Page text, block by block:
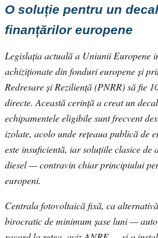
O soluție pentru un
finanțărilor europene
Legislația actuală a Uniunii Europene
achiziționate din fonduri europene și
Redresare și Reziliență (PNRR) să fie
directe. Această cerință a creat un
echipamentele eligibile sunt frecvent
izolate, acolo unde rețeaua publică de
este insuficientă, iar soluțiile clasice
diesel — contravin chiar principiului
europeni.
Centrala fotovoltaică fixă, ca
birocratic de minimum șase luni —